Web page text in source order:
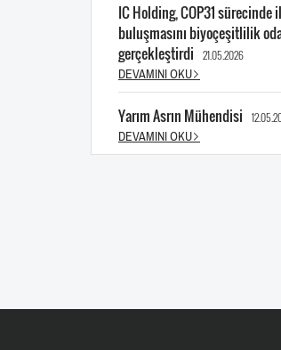
IC Holding, COP31 sürecinde
buluşmasını biyoçeşitlilik
gerçekleştirdi
21.05.2026
DEVAMINI OKU
Yarım Asrın Mühendisi
DEVAMINI OKU